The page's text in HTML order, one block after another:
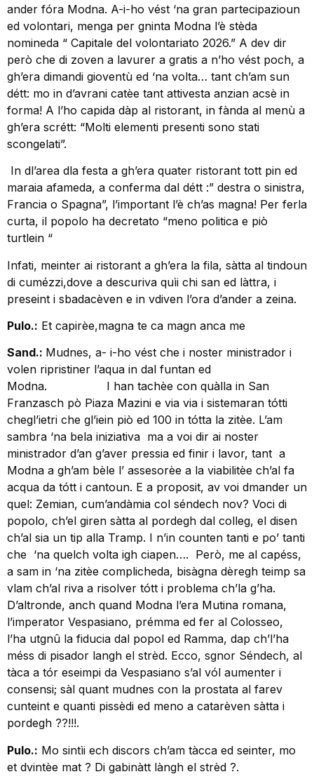
ander fóra Modna. A-i-ho vést ‘na gran partecipazioun
ed volontari, menga per gninta Modna l’è stèda
nomineda “ Capitale del volontariato 2026.” A dev dir
però che di zoven a lavurer a gratis a n’ho vést poch, a
gh’era dimandi gioventù ed ‘na volta… tant ch’am sun
détt: mo in d’avrani catèe tant attivesta anzian acsè in
forma! A l’ho capida dàp al ristorant, in fànda al menù a
gh’era scrétt: “Molti elementi presenti sono stati
scongelati”.
In dl’area dla festa a gh’era quater ristorant tott pin ed
maraia afameda, a conferma dal détt :” destra o sinistra,
Francia o Spagna”, l’important l’è ch’as magna! Per ferla
curta, il popolo ha decretato “meno politica e piò
turtlein “
Infati, meinter ai ristorant a gh’era la fila, sàtta al tindoun
di cumézzi,dove a descuriva quìi chi san ed làttra, i
preseint i sbadacèven e in vdiven l’ora d’ander a zeina.
Pulo.: Et capirèe,magna te ca magn anca me
Sand.: Mudnes, a- i-ho vést che i noster ministrador i
volen ripristiner l’aqua in dal funtan ed
Modna. I han tachèe con quàlla in San
Franzasch pò Piaza Mazini e via via i sistemaran tótti
chegl’ietri che gl’iein piò ed 100 in tótta la zitèe. L’am
sambra ‘na bela iniziativa ma a voi dir ai noster
ministrador d’an g’aver pressia ed finir i lavor, tant a
Modna a gh’am bèle l’ assesorèe a la viabilitèe ch’al fa
acqua da tótt i cantoun. E a proposit, av voi dmander un
quel: Zemian, cum’andàmia col séndech nov? Voci di
popolo, ch’el giren sàtta al pordegh dal colleg, el disen
ch’al sia un tip alla Tramp. I n’in counten tanti e po’ tanti
che ‘na quelch volta igh ciapen…. Però, me al capéss,
a sam in ‘na zitèe complicheda, bisàgna dèregh teimp sa
vlam ch’al riva a risolver tótt i problema ch’la g’ha.
D’altronde, anch quand Modna l’era Mutina romana,
l’imperator Vespasiano, prémma ed fer al Colosseo,
l’ha utgnû la fiducia dal popol ed Ramma, dap ch’l’ha
méss di pisador langh el strèd. Ecco, sgnor Séndech, al
tàca a tór eseimpi da Vespasiano s’al vól aumenter i
consensi; sàl quant mudnes con la prostata al farev
cunteint e quanti pissèdi ed meno a catarèven sàtta i
pordegh ??!!!.
Pulo.: Mo sintìi ech discors ch’am tàcca ed seinter, mo
et dvintèe mat ? Di gabinàtt làngh el strèd ?.